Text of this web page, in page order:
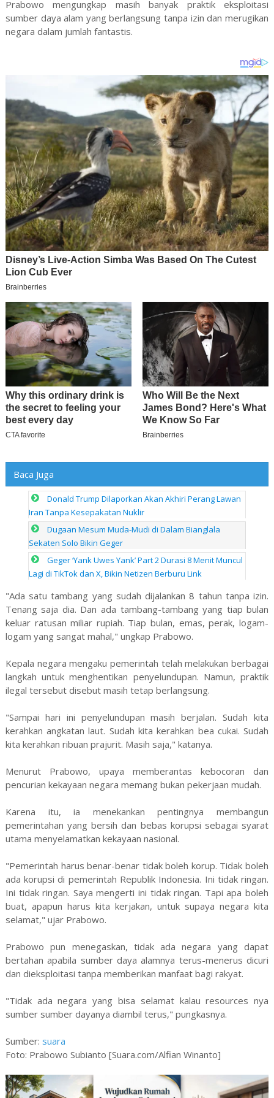
Prabowo mengungkap masih banyak praktik eksploitasi
sumber daya alam yang berlangsung tanpa izin dan merugikan
negara dalam jumlah fantastis.
Baca Juga
Donald Trump Dilaporkan Akan Akhiri Perang Lawan
Iran Tanpa Kesepakatan Nuklir
Dugaan Mesum Muda-Mudi di Dalam Bianglala
Sekaten Solo Bikin Geger
Geger ‘Yank Uwes Yank’ Part 2 Durasi 8 Menit Muncul
Lagi di TikTok dan X, Bikin Netizen Berburu Link
"Ada satu tambang yang sudah dijalankan 8 tahun tanpa izin.
Tenang saja dia. Dan ada tambang-tambang yang tiap bulan
keluar ratusan miliar rupiah. Tiap bulan, emas, perak, logam-
logam yang sangat mahal," ungkap Prabowo.
Kepala negara mengaku pemerintah telah melakukan berbagai
langkah untuk menghentikan penyelundupan. Namun, praktik
ilegal tersebut disebut masih tetap berlangsung.
"Sampai hari ini penyelundupan masih berjalan. Sudah kita
kerahkan angkatan laut. Sudah kita kerahkan bea cukai. Sudah
kita kerahkan ribuan prajurit. Masih saja," katanya.
Menurut Prabowo, upaya memberantas kebocoran dan
pencurian kekayaan negara memang bukan pekerjaan mudah.
Karena itu, ia menekankan pentingnya membangun
pemerintahan yang bersih dan bebas korupsi sebagai syarat
utama menyelamatkan kekayaan nasional.
"Pemerintah harus benar-benar tidak boleh korup. Tidak boleh
ada korupsi di pemerintah Republik Indonesia. Ini tidak ringan.
Ini tidak ringan. Saya mengerti ini tidak ringan. Tapi apa boleh
buat, apapun harus kita kerjakan, untuk supaya negara kita
selamat," ujar Prabowo.
Prabowo pun menegaskan, tidak ada negara yang dapat
bertahan apabila sumber daya alamnya terus-menerus dicuri
dan dieksploitasi tanpa memberikan manfaat bagi rakyat.
"Tidak ada negara yang bisa selamat kalau resources nya
sumber sumber dayanya diambil terus," pungkasnya.
Sumber: suara
Foto: Prabowo Subianto [Suara.com/Alfian Winanto]